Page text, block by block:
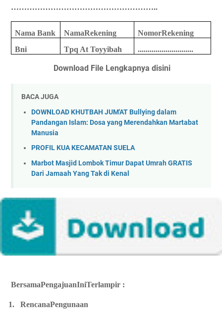
………………………………………………..
Nama Bank NamaRekening
NomorRekening
Bni
Tpq At Toyyibah ............................
Download File Lengkapnya disini
BACA JUGA
DOWNLOAD KHUTBAH JUM'AT Bullying dalam
Pandangan Islam: Dosa yang Merendahkan Martabat
Manusia
PROFIL KUA KECAMATAN SUELA
Marbot Masjid Lombok Timur Dapat Umrah GRATIS
Dari Jamaah Yang Tak di Kenal
BersamaPengajuanIniTerlampir :
1. RencanaPengunaan